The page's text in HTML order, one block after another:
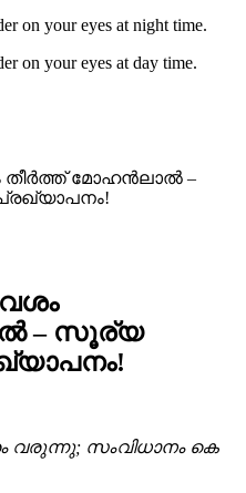
on your eyes at night time.
on your eyes at day time.
മോഹൻലാൽ –
– സൂര്യ
സംവിധാനം കെ